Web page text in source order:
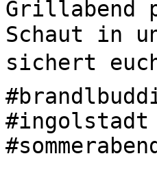
Grillabend
Schaut in
sichert
#ingolstadt